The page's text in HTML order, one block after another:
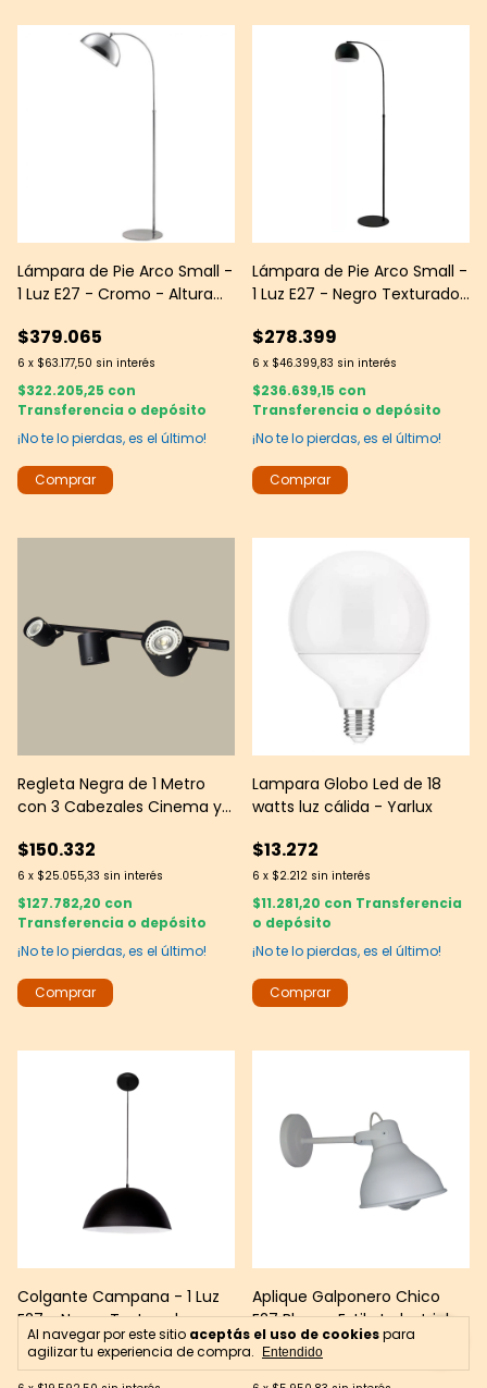
Al navegar por este sitio aceptás el uso de cookiespara
agilizar tu experiencia de compra.
Entendido
Lámpara de Pie Arco Small -
1 Luz E27 - Cromo - Altura
$379.065
6 x $63.177,50 sin interés
$322.205,25 con
Transferencia o depósito
¡No te lo pierdas, es el último!
Lámpara de Pie Arco Small -
1 Luz E27 - Negro Texturado
$278.399
6 x $46.399,83 sin interés
$236.639,15 con
Transferencia o depósito
¡No te lo pierdas, es el último!
Regleta Negra de 1 Metro
con 3 Cabezales Cinema y 3
$150.332
6 x $25.055,33 sin interés
$127.782,20 con
Transferencia o depósito
¡No te lo pierdas, es el último!
Lampara Globo Led de 18
watts luz cálida - Yarlux
$13.272
6 x $2.212 sin interés
$11.281,20 con Transferencia
o depósito
¡No te lo pierdas, es el último!
Colgante Campana - 1 Luz
E27 - Negro Texturado -
Ø37 cm
$117.555
Aplique Galponero Chico
E27 Blanco Estilo Industrial
para Pared
$35.705